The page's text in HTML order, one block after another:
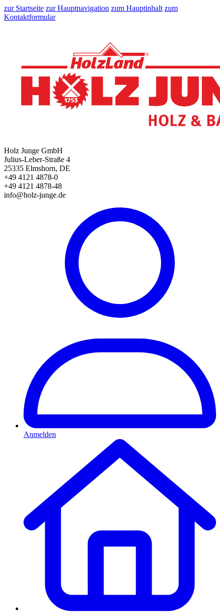
zur Startseite zur Hauptnavigation zum Hauptinhalt zum
Kontaktformular
Holz Junge GmbH
Julius-Leber-Straße 4
25335 Elmshorn, DE
+49 4121 4878-0
+49 4121 4878-48
info@holz-junge.de
Anmelden